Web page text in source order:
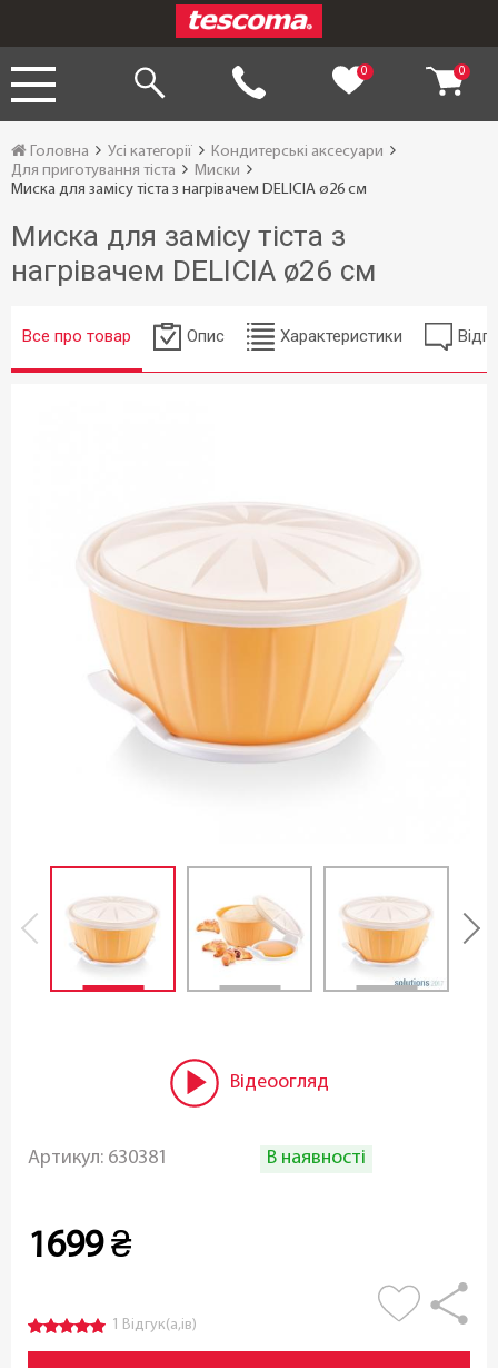
0 0
Головна Усі категорії
Кондитерські аксесуари
Для приготування тіста
Миски
Миска для замісу тіста з нагрівачем DELICIA ø26 см
Миска для замісу тіста з
нагрівачем DELICIA ø26 см
Все про товар Опис Характеристики
Відеоогляд
Артикул: 630381 В наявності
1699 ₴
1 Відгук(а,ів)